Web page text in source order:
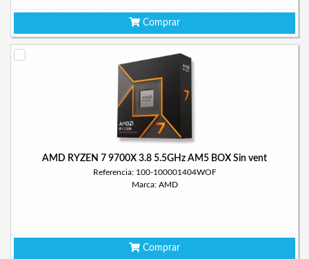
Comprar
AMD RYZEN 7 9700X 3.8 5.5GHz AM5 BOX Sin vent
Referencia: 100-100001404WOF
Marca: AMD
Comprar